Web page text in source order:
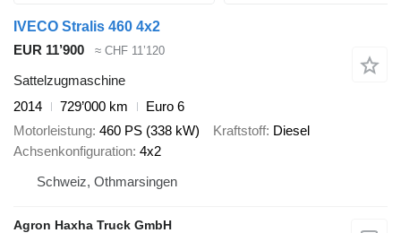
IVECO Stralis 460 4x2
EUR 11’900
≈ CHF 11’120
Sattelzugmaschine
2014
729’000 km
Euro 6
Motorleistung 460 PS (338 kW) Kraftstoff Diesel
Achsenkonfiguration 4x2
Schweiz, Othmarsingen
Agron Haxha Truck GmbH